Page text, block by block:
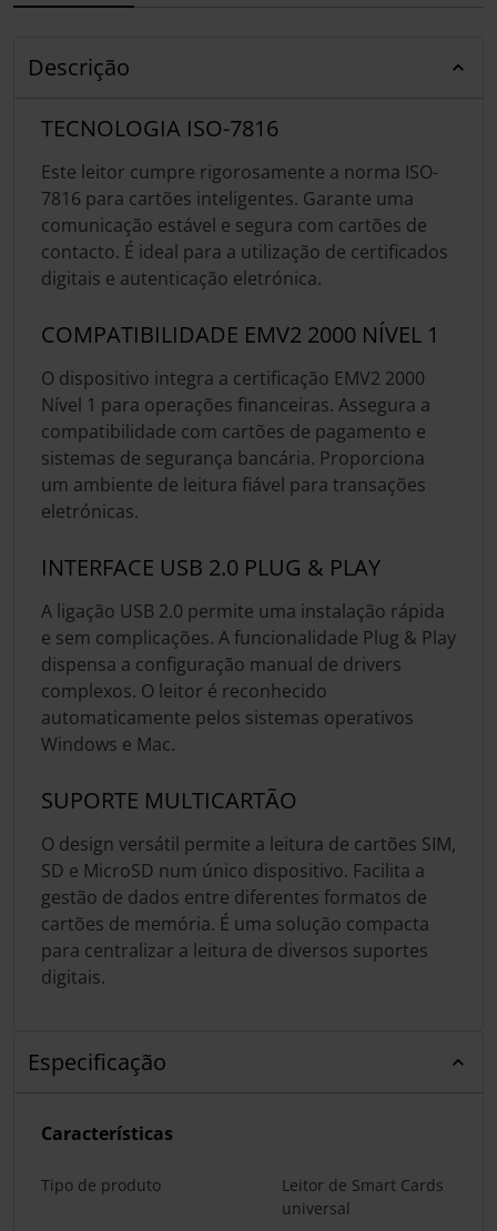
Descrição
TECNOLOGIA ISO-7816
Este leitor cumpre rigorosamente a norma ISO-
7816 para cartões inteligentes. Garante uma
comunicação estável e segura com cartões de
contacto. É ideal para a utilização de certificados
digitais e autenticação eletrónica.
COMPATIBILIDADE EMV2 2000 NÍVEL 1
O dispositivo integra a certificação EMV2 2000
Nível 1 para operações financeiras. Assegura a
compatibilidade com cartões de pagamento e
sistemas de segurança bancária. Proporciona
um ambiente de leitura fiável para transações
eletrónicas.
INTERFACE USB 2.0 PLUG & PLAY
A ligação USB 2.0 permite uma instalação rápida
e sem complicações. A funcionalidade Plug & Play
dispensa a configuração manual de drivers
complexos. O leitor é reconhecido
automaticamente pelos sistemas operativos
Windows e Mac.
SUPORTE MULTICARTÃO
O design versátil permite a leitura de cartões SIM,
SD e MicroSD num único dispositivo. Facilita a
gestão de dados entre diferentes formatos de
cartões de memória. É uma solução compacta
para centralizar a leitura de diversos suportes
digitais.
Especificação
Características
Tipo de produto
Leitor de Smart Cards
universal